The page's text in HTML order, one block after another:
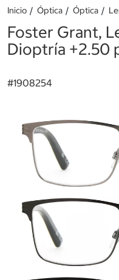
Inicio Óptica Óptica
Foster Grant,
Dioptría +2.50
#1908254